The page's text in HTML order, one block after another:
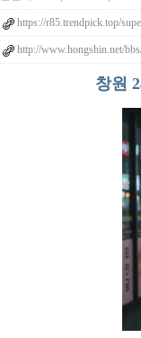
https://r85.trendpick.top/
http://www.hongshin.net/
창원